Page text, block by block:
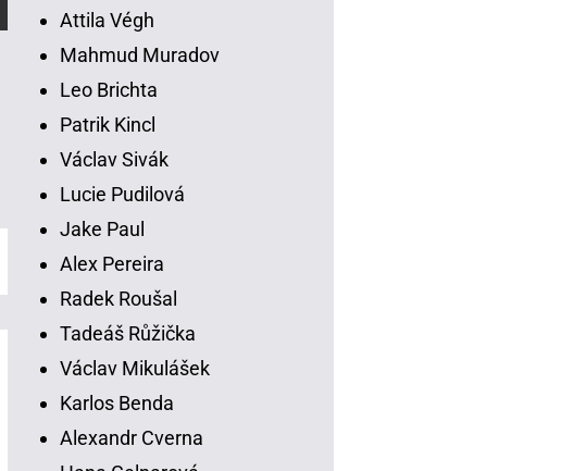
Attila Végh
Mahmud Muradov
Leo Brichta
Patrik Kincl
Václav Sivák
Lucie Pudilová
Jake Paul
Alex Pereira
Radek Roušal
Tadeáš Růžička
Václav Mikulášek
Karlos Benda
Alexandr Cverna